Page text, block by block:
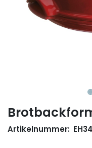
Artikelnummer: